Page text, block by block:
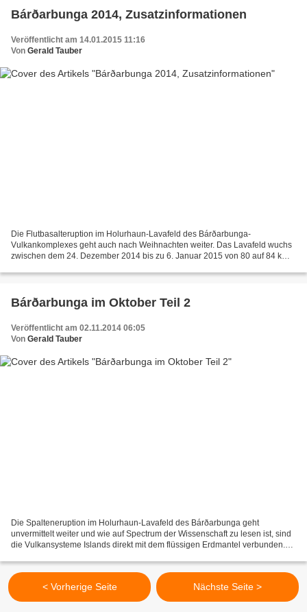
Bárðarbunga 2014, Zusatzinformationen
Veröffentlicht am 14.01.2015 11:16
Von Gerald Tauber
Die Flutbasalteruption im Holurhaun-Lavafeld des Bárðarbunga-
Vulkankomplexes geht auch nach Weihnachten weiter. Das Lavafeld wuchs
zwischen dem 24. Dezember 2014 bis zu 6. Januar 2015 von 80 auf 84 km²
Bárðarbunga im Oktober Teil 2
Veröffentlicht am 02.11.2014 06:05
Von Gerald Tauber
Die Spalteneruption im Holurhaun-Lavafeld des Bárðarbunga geht
unvermittelt weiter und wie auf Spectrum der Wissenschaft zu lesen ist, sind
die Vulkansysteme Islands direkt mit dem flüssigen Erdmantel verbunden.
< Vorherige Seite Nächste Seite >